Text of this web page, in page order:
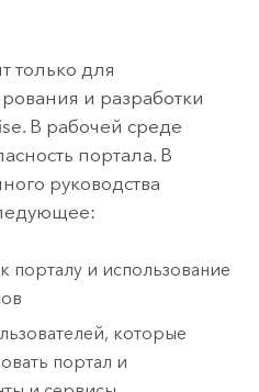
только для
и разработки
. В рабочей среде
портала. В
руководства
порталу и использование
которые
портал и